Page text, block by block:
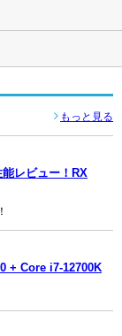
もっと見る
レビュー！RX
+ Core i7-12700K